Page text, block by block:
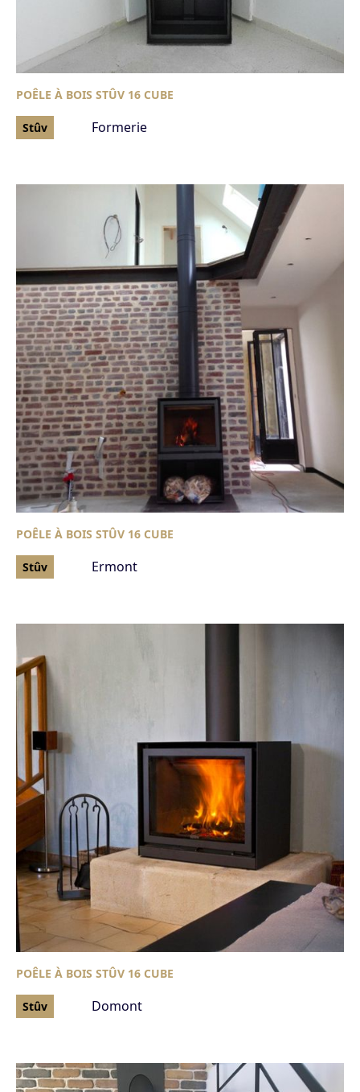
POÊLE À BOIS STÛV 16 CUBE
Stûv Formerie
POÊLE À BOIS STÛV 16 CUBE
Stûv Ermont
POÊLE À BOIS STÛV 16 CUBE
Stûv Domont